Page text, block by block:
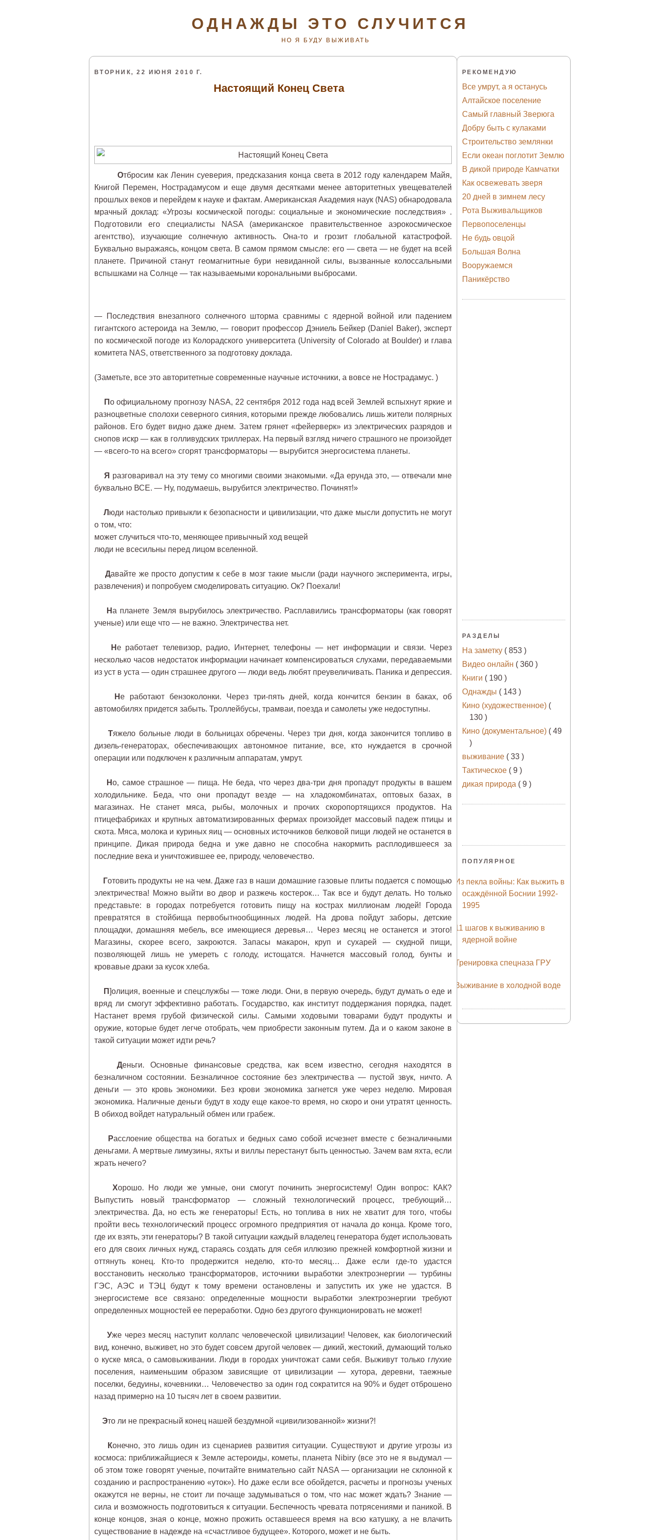
ОДНАЖДЫ ЭТО СЛУЧИТСЯ
НО Я БУДУ ВЫЖИВАТЬ
ВТОРНИК, 22 ИЮНЯ 2010 Г.
Настоящий Конец Света
Отбросим как Ленин суеверия, предсказания конца света в 2012 году календарем Майя,
Книгой Перемен, Нострадамусом и еще двумя десятками менее авторитетных увещевателей
прошлых веков и перейдем к науке и фактам. Американская Академия наук (NAS) обнародовала
мрачный доклад: «Угрозы космической погоды: социальные и экономические последствия» .
Подготовили его специалисты NASA (американское правительственное аэрокосмическое
агентство), изучающие солнечную активность. Она-то и грозит глобальной катастрофой.
Буквально выражаясь, концом света. В самом прямом смысле: его — света — не будет на всей
планете. Причиной станут геомагнитные бури невиданной силы, вызванные колоссальными
вспышками на Солнце — так называемыми корональными выбросами.
— Последствия внезапного солнечного шторма сравнимы с ядерной войной или падением
гигантского астероида на Землю, — говорит профессор Дэниель Бейкер (Daniel Baker), эксперт
по космической погоде из Колорадского университета (University of Colorado at Boulder) и глава
комитета NAS, ответственного за подготовку доклада.
(Заметьте, все это авторитетные современные научные источники, а вовсе не Нострадамус. )
По официальному прогнозу NASA, 22 сентября 2012 года над всей Землей вспыхнут яркие и
разноцветные сполохи северного сияния, которыми прежде любовались лишь жители полярных
районов. Его будет видно даже днем. Затем грянет «фейерверк» из электрических разрядов и
снопов искр — как в голливудских триллерах. На первый взгляд ничего страшного не произойдет
— «всего-то на всего» сгорят трансформаторы — вырубится энергосистема планеты.
Я разговаривал на эту тему со многими своими знакомыми. «Да ерунда это, — отвечали мне
буквально ВСЕ. — Ну, подумаешь, вырубится электричество. Починят!»
Л юди настолько привыкли к безопасности и цивилизации, что даже мысли допустить не могут
о том, что:
может случиться что-то, меняющее привычный ход вещей
люди не всесильны перед лицом вселенной.
Давайте же просто допустим к себе в мозг такие мысли (ради научного эксперимента, игры,
развлечения) и попробуем смоделировать ситуацию. Ок? Поехали!
На планете Земля вырубилось электричество. Расплавились трансформаторы (как говорят
ученые) или еще что — не важно. Электричества нет.
Не работает телевизор, радио, Интернет, телефоны — нет информации и связи. Через
несколько часов недостаток информации начинает компенсироваться слухами, передаваемыми
из уст в уста — один страшнее другого — люди ведь любят преувеличивать. Паника и депрессия.
Не работают бензоколонки. Через три-пять дней, когда кончится бензин в баках, об
автомобилях придется забыть. Троллейбусы, трамваи, поезда и самолеты уже недоступны.
Тяжело больные люди в больницах обречены. Через три дня, когда закончится топливо в
дизель-генераторах, обеспечивающих автономное питание, все, кто нуждается в срочной
операции или подключен к различным аппаратам, умрут.
Но, самое страшное — пища. Не беда, что через два-три дня пропадут продукты в вашем
холодильнике. Беда, что они пропадут везде — на хладокомбинатах, оптовых базах, в
магазинах. Не станет мяса, рыбы, молочных и прочих скоропортящихся продуктов. На
птицефабриках и крупных автоматизированных фермах произойдет массовый падеж птицы и
скота. Мяса, молока и куриных яиц — основных источников белковой пищи людей не останется в
принципе. Дикая природа бедна и уже давно не способна накормить расплодившееся за
последние века и уничтожившее ее, природу, человечество.
Готовить продукты не на чем. Даже газ в наши домашние газовые плиты подается с помощью
электричества! Можно выйти во двор и разжечь костерок… Так все и будут делать. Но только
представьте: в городах потребуется готовить пищу на кострах миллионам людей! Города
превратятся в стойбища первобытнообщинных людей. На дрова пойдут заборы, детские
площадки, домашняя мебель, все имеющиеся деревья… Через месяц не останется и этого!
Магазины, скорее всего, закроются. Запасы макарон, круп и сухарей — скудной пищи,
позволяющей лишь не умереть с голоду, истощатся. Начнется массовый голод, бунты и
кровавые драки за кусок хлеба.
П]олиция, военные и спецслужбы — тоже люди. Они, в первую очередь, будут думать о еде и
вряд ли смогут эффективно работать. Государство, как институт поддержания порядка, падет.
Настанет время грубой физической силы. Самыми ходовыми товарами будут продукты и
оружие, которые будет легче отобрать, чем приобрести законным путем. Да и о каком законе в
такой ситуации может идти речь?
Деньги. Основные финансовые средства, как всем известно, сегодня находятся в
безналичном состоянии. Безналичное состояние без электричества — пустой звук, ничто. А
деньги — это кровь экономики. Без крови экономика загнется уже через неделю. Мировая
экономика. Наличные деньги будут в ходу еще какое-то время, но скоро и они утратят ценность.
В обиход войдет натуральный обмен или грабеж.
Расслоение общества на богатых и бедных само собой исчезнет вместе с безналичными
деньгами. А мертвые лимузины, яхты и виллы перестанут быть ценностью. Зачем вам яхта, если
жрать нечего?
Хорошо. Но люди же умные, они смогут починить энергосистему! Один вопрос: КАК?
Выпустить новый трансформатор — сложный технологический процесс, требующий…
электричества. Да, но есть же генераторы! Есть, но топлива в них не хватит для того, чтобы
пройти весь технологический процесс огромного предприятия от начала до конца. Кроме того,
где их взять, эти генераторы? В такой ситуации каждый владелец генератора будет использовать
его для своих личных нужд, стараясь создать для себя иллюзию прежней комфортной жизни и
оттянуть конец. Кто-то продержится неделю, кто-то месяц… Даже если где-то удастся
восстановить несколько трансформаторов, источники выработки электроэнергии — турбины
ГЭС, АЭС и ТЭЦ будут к тому времени остановлены и запустить их уже не удастся. В
энергосистеме все связано: определенные мощности выработки электроэнергии требуют
определенных мощностей ее переработки. Одно без другого функционировать не может!
Уже через месяц наступит коллапс человеческой цивилизации! Человек, как биологический
вид, конечно, выживет, но это будет совсем другой человек — дикий, жестокий, думающий только
о куске мяса, о самовыживании. Люди в городах уничтожат сами себя. Выживут только глухие
поселения, наименьшим образом зависящие от цивилизации — хутора, деревни, таежные
поселки, бедуины, кочевники… Человечество за один год сократится на 90% и будет отброшено
назад примерно на 10 тысяч лет в своем развитии.
Это ли не прекрасный конец нашей бездумной «цивилизованной» жизни?!
Конечно, это лишь один из сценариев развития ситуации. Существуют и другие угрозы из
космоса: приближайщиеся к Земле астероиды, кометы, планета Nibiry (все это не я выдумал —
об этом тоже говорят ученые, почитайте внимательно сайт NASA — организации не склонной к
созданию и распространению «уток»). Но даже если все обойдется, расчеты и прогнозы ученых
окажутся не верны, не стоит ли почаще задумываться о том, что нас может ждать? Знание —
сила и возможность подготовиться к ситуации. Беспечность чревата потрясениями и паникой. В
конце концов, зная о конце, можно прожить оставшееся время на всю катушку, а не влачить
существование в надежде на «счастливое будущее». Которого, может и не быть.
РЕКОМЕНДУЮ
Все умрут, а я останусь
Алтайское поселение
Самый главный Зверюга
Добру быть с кулаками
Строительство землянки
Если океан поглотит Землю
В дикой природе Камчатки
Как освежевать зверя
20 дней в зимнем лесу
Рота Выживальщиков
Первопоселенцы
Не будь овцой
Большая Волна
Вооружаемся
Паникёрство
РАЗДЕЛЫ
На заметку ( 853 )
Видео онлайн ( 360 )
Книги ( 190 )
Однажды ( 143 )
Кино (художественное) (
130 )
Кино (документальное) ( 49
)
выживание ( 33 )
Тактическое ( 9 )
дикая природа ( 9 )
ПОПУЛЯРНОЕ
Из пекла войны: Как выжить в
осаждённой Боснии 1992-
1995
11 шагов к выживанию в
ядерной войне
Тренировка спецназа ГРУ
Выживание в холодной воде